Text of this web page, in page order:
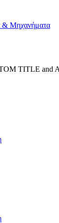
& Μηχανήματα
TITLE and